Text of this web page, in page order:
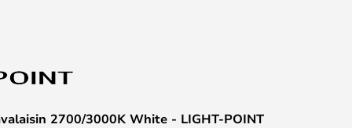
2700/3000K White - LIGHT-POINT